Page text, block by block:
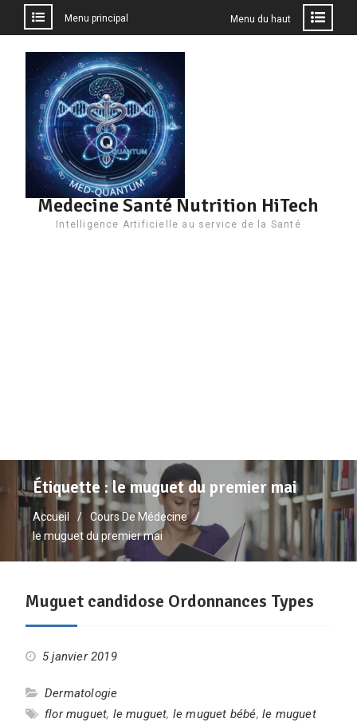
contenu
Menu principal Menu du haut
Medecine Santé Nutrition HiTech
Intelligence Artificielle au service de la Santé
Étiquette : le muguet du premier mai
Accueil
Cours De Médecine
le muguet du premier mai
Muguet candidose Ordonnances Types
5 janvier 2019
Dermatologie
flor muguet, le muguet, le muguet bébé, le muguet